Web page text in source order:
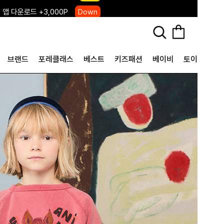
앱 다운로드 +3,000P Down
브랜드 포레클래스 베스트 키즈패션 베이비 토이&굿즈